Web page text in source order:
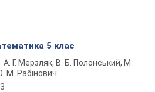
5 клас
А. Г. Мерзляк, В. Б. Полонський, М.
М. Рабінович